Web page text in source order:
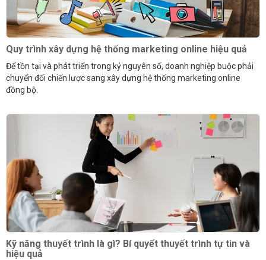
Quy trình xây dựng hệ thống marketing online hiệu quả
Để tồn tại và phát triển trong kỷ nguyên số, doanh nghiệp buộc phải
chuyển đổi chiến lược sang xây dựng hệ thống marketing online
đồng bộ.
Kỹ năng thuyết trình là gì? Bí quyết thuyết trình tự tin và
hiệu quả